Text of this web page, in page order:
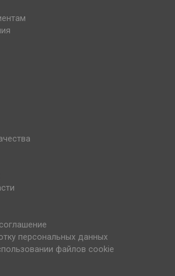
персональных данных
файлов cookie